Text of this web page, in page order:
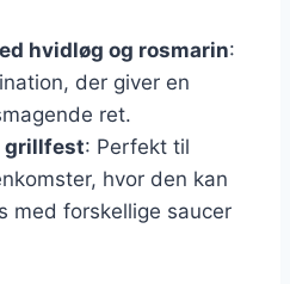
hvidløg og rosmarin:
der giver en
ret.
grillfest: Perfekt til
hvor den kan
med forskellige saucer